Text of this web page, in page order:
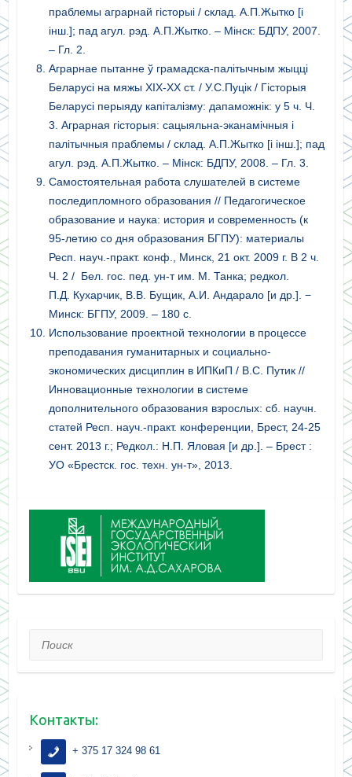
праблемы аграрнай гісторыі / склад. А.П.Жытко [і
інш.]; пад агул. рэд. А.П.Жытко. – Мінск: БДПУ, 2007.
– Гл. 2.
Аграрнае пытанне ў грамадска-палітычным жыцці
Беларусі на мяжы ХІХ-ХХ ст. / У.С.Пуцік / Гісторыя
Беларусі перыяду капіталізму: дапаможнік: у 5 ч. Ч.
3. Аграрная гісторыя: сацыяльна-эканамічныя і
палітычныя праблемы / склад. А.П.Жытко [і інш.]; пад
агул. рэд. А.П.Жытко. – Мінск: БДПУ, 2008. – Гл. 3.
Самостоятельная работа слушателей в системе
последипломного образования // Педагогическое
образование и наука: история и современность (к
95-летию со дня образования БГПУ): материалы
Респ. науч.-практ. конф., Минск, 21 окт. 2009 г. В 2 ч.
Ч. 2 / Бел. гос. пед. ун-т им. М. Танка; редкол.
П.Д. Кухарчик, В.В. Бущик, А.И. Андарало [и др.]. −
Минск: БГПУ, 2009. – 180 с.
Использование проектной технологии в процессе
преподавания гуманитарных и социально-
экономических дисциплин в ИПКиП / В.С. Путик //
Инновационные технологии в системе
дополнительного образования взрослых: сб. научн.
статей Респ. науч.-практ. конференции, Брест, 24-25
сент. 2013 г.; Редкол.: Н.П. Яловая [и др.]. – Брест :
УО «Брестск. гос. техн. ун-т», 2013.
Поиск
Контакты:
+ 375 17 324 98 61